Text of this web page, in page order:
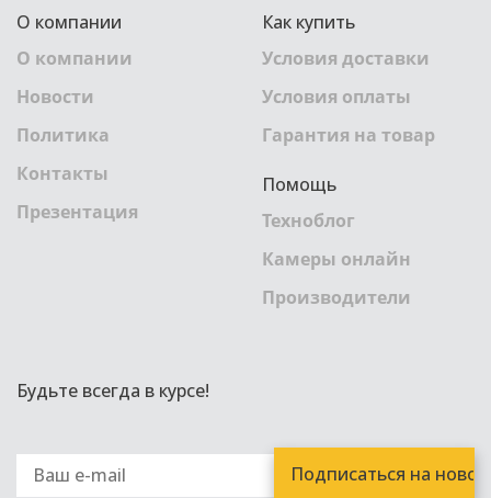
О компании
О компании
Новости
Политика
Контакты
Презентация
Как купить
Условия доставки
Условия оплаты
Гарантия на товар
Помощь
Техноблог
Камеры онлайн
Производители
Будьте всегда в курсе!